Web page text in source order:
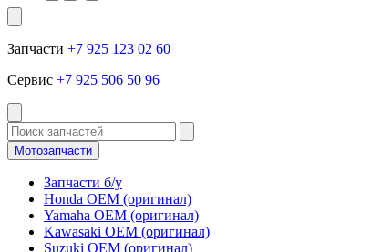
Запчасти +7 925 123 02 60
Сервис +7 925 506 50 96
Мотозапчасти
Запчасти б/у
Honda OEM (оригинал)
Yamaha OEM (оригинал)
Kawasaki OEM (оригинал)
Suzuki OEM (оригинал)